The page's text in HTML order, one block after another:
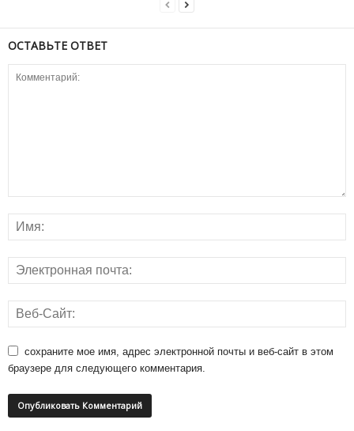
ОСТАВЬТЕ ОТВЕТ
сохраните мое имя, адрес электронной почты и веб-сайт в этом
браузере для следующего комментария.